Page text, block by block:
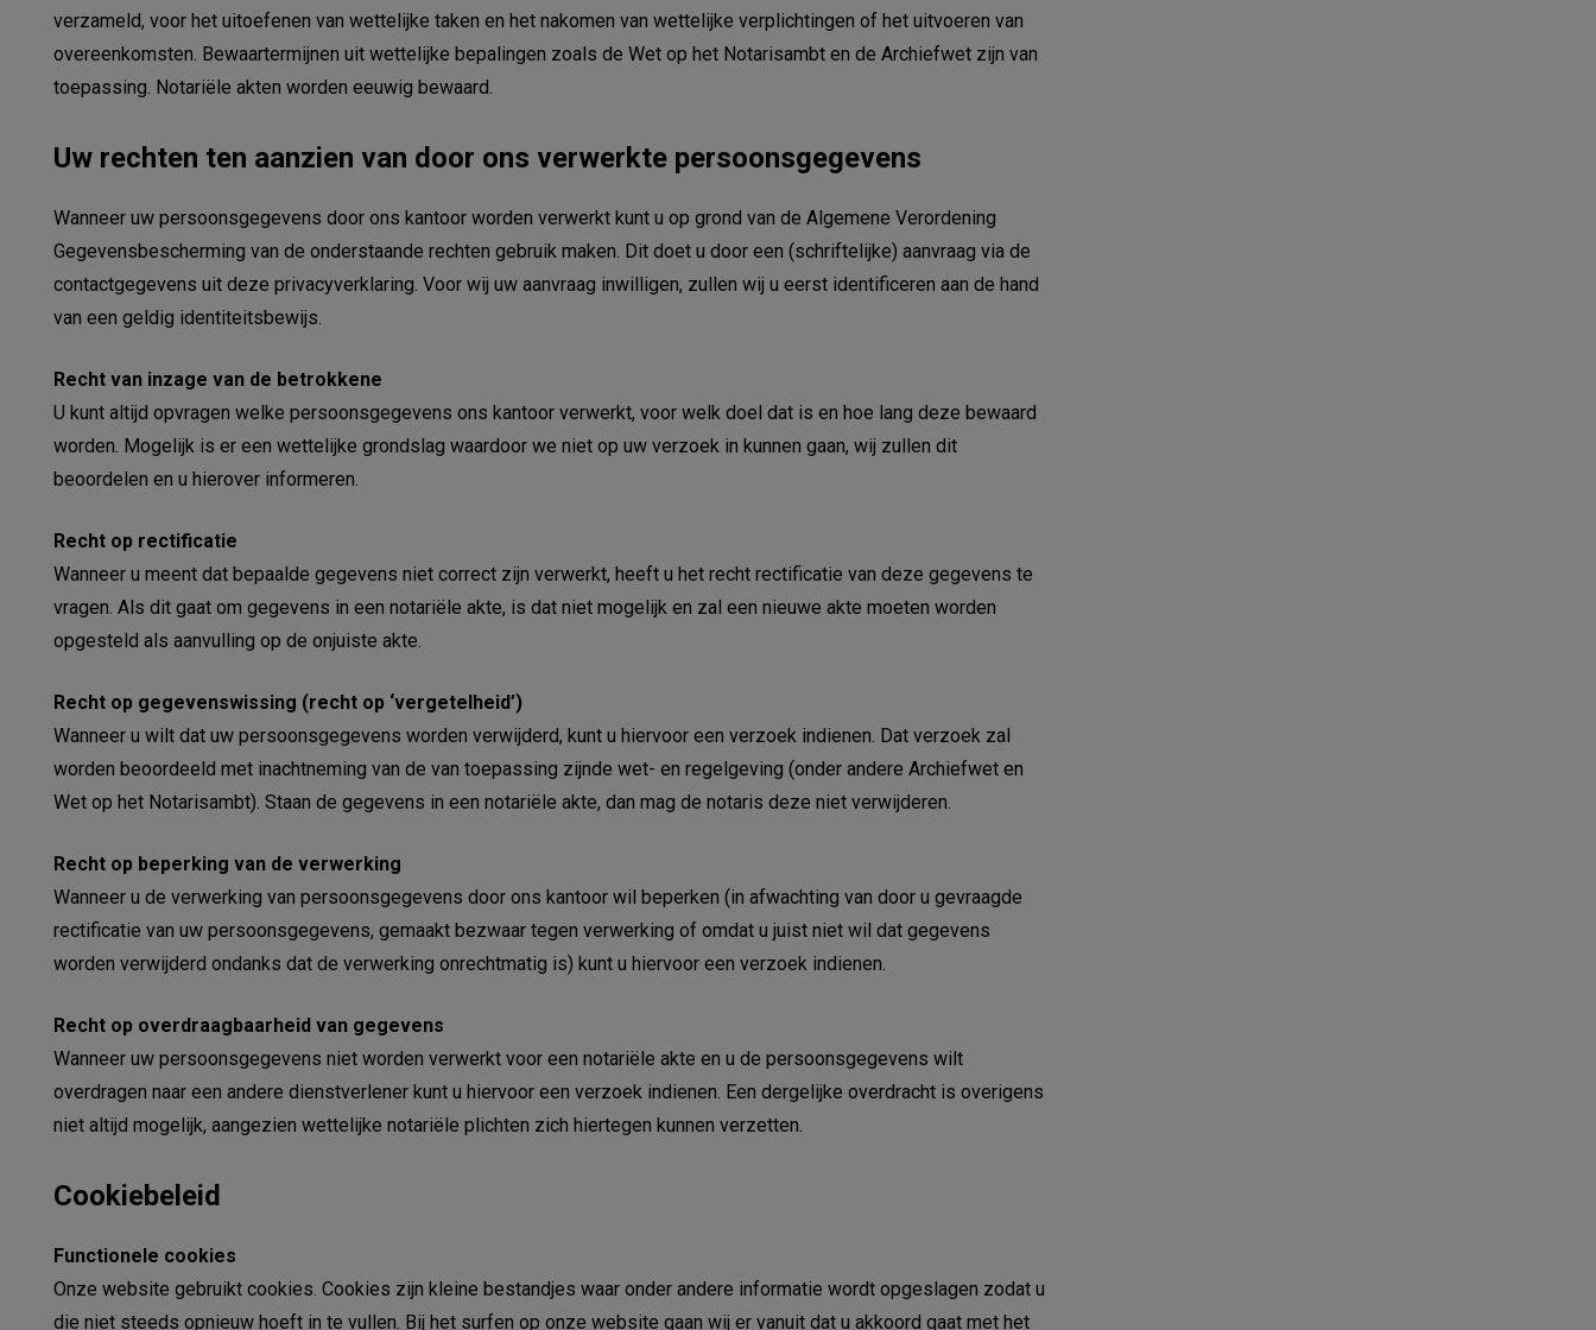
verzameld, voor het uitoefenen van wettelijke taken en het nakomen van wettelijke verplichtingen of het uitvoeren van
overeenkomsten. Bewaartermijnen uit wettelijke bepalingen zoals de Wet op het Notarisambt en de Archiefwet zijn van
toepassing. Notariële akten worden eeuwig bewaard.
Uw rechten ten aanzien van door ons verwerkte persoonsgegevens
Wanneer uw persoonsgegevens door ons kantoor worden verwerkt kunt u op grond van de Algemene Verordening
Gegevensbescherming van de onderstaande rechten gebruik maken. Dit doet u door een (schriftelijke) aanvraag via de
contactgegevens uit deze privacyverklaring. Voor wij uw aanvraag inwilligen, zullen wij u eerst identificeren aan de hand
van een geldig identiteitsbewijs.
Recht van inzage van de betrokkene
U kunt altijd opvragen welke persoonsgegevens ons kantoor verwerkt, voor welk doel dat is en hoe lang deze bewaard
worden. Mogelijk is er een wettelijke grondslag waardoor we niet op uw verzoek in kunnen gaan, wij zullen dit
beoordelen en u hierover informeren.
Recht op rectificatie
Wanneer u meent dat bepaalde gegevens niet correct zijn verwerkt, heeft u het recht rectificatie van deze gegevens te
vragen. Als dit gaat om gegevens in een notariële akte, is dat niet mogelijk en zal een nieuwe akte moeten worden
opgesteld als aanvulling op de onjuiste akte.
Recht op gegevenswissing (recht op ‘vergetelheid’)
Wanneer u wilt dat uw persoonsgegevens worden verwijderd, kunt u hiervoor een verzoek indienen. Dat verzoek zal
worden beoordeeld met inachtneming van de van toepassing zijnde wet- en regelgeving (onder andere Archiefwet en
Wet op het Notarisambt). Staan de gegevens in een notariële akte, dan mag de notaris deze niet verwijderen.
Recht op beperking van de verwerking
Wanneer u de verwerking van persoonsgegevens door ons kantoor wil beperken (in afwachting van door u gevraagde
rectificatie van uw persoonsgegevens, gemaakt bezwaar tegen verwerking of omdat u juist niet wil dat gegevens
worden verwijderd ondanks dat de verwerking onrechtmatig is) kunt u hiervoor een verzoek indienen.
Recht op overdraagbaarheid van gegevens
Wanneer uw persoonsgegevens niet worden verwerkt voor een notariële akte en u de persoonsgegevens wilt
overdragen naar een andere dienstverlener kunt u hiervoor een verzoek indienen. Een dergelijke overdracht is overigens
niet altijd mogelijk, aangezien wettelijke notariële plichten zich hiertegen kunnen verzetten.
Cookiebeleid
Functionele cookies
Onze website gebruikt cookies. Cookies zijn kleine bestandjes waar onder andere informatie wordt opgeslagen zodat u
die niet steeds opnieuw hoeft in te vullen. Bij het surfen op onze website gaan wij er vanuit dat u akkoord gaat met het